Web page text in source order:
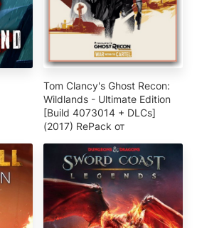
Tom Clancy's Ghost Recon:
Wildlands - Ultimate Edition
[Build 4073014 + DLCs]
(2017) RePack от